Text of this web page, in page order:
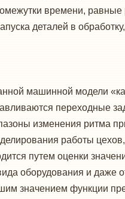
времени, равные
деталей в
машинной модели
переходные
изменения ритма
работы
путем оценки
оборудования и даже
значе­нием функции